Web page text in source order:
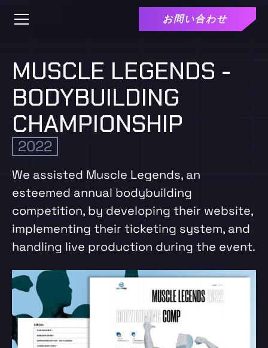
お問い合わせ
MUSCLE LEGENDS -
BODYBUILDING
CHAMPIONSHIP
2022
We assisted Muscle Legends, an
esteemed annual bodybuilding
competition, by developing their website,
implementing their ticketing system, and
handling live production during the event.